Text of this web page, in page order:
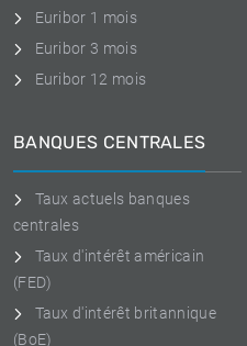
Euribor 1 mois
Euribor 3 mois
Euribor 12 mois
BANQUES CENTRALES
Taux actuels banques
centrales
Taux d'intérêt américain
(FED)
Taux d'intérêt britannique
(BoE)